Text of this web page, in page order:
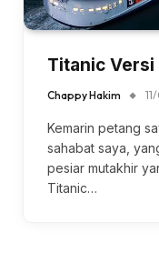
Titanic
Chappy Hakim
Kemarin petang
sahabat saya,
pesiar mutakhir
Titanic…